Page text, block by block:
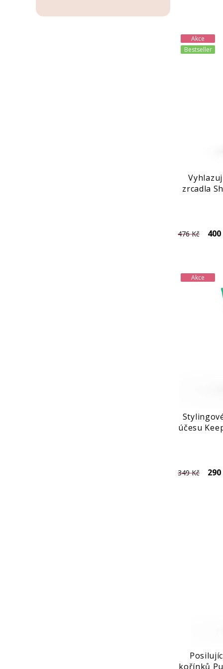
Akce
Bestseller
zrcadla
476 Kč 400
Akce
účesu
349 Kč 290
kořínků